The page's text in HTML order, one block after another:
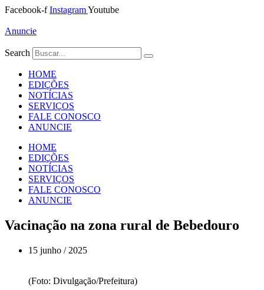
Ir
o
Facebook-f InstagramYoutube
Anuncie
Search
HOME
EDIÇÕES
NOTÍCIAS
SERVIÇOS
FALE CONOSCO
ANUNCIE
HOME
EDIÇÕES
NOTÍCIAS
SERVIÇOS
FALE CONOSCO
ANUNCIE
Vacinação na zona rural de Bebedouro
15 junho / 2025
(Foto: Divulgação/Prefeitura)